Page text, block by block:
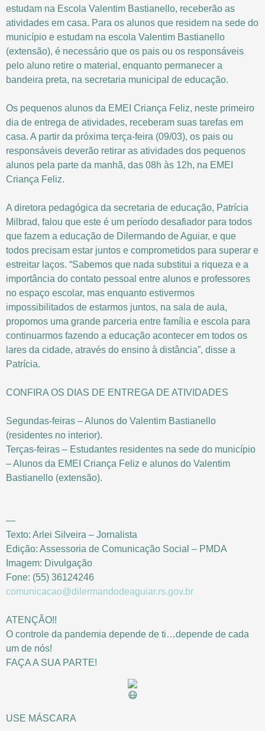
estudam na Escola Valentim Bastianello, receberão as
atividades em casa. Para os alunos que residem na sede do
município e estudam na escola Valentim Bastianello
(extensão), é necessário que os pais ou os responsáveis
pelo aluno retire o material, enquanto permanecer a
bandeira preta, na secretaria municipal de educação.
Os pequenos alunos da EMEI Criança Feliz, neste primeiro
dia de entrega de atividades, receberam suas tarefas em
casa. A partir da próxima terça-feira (09/03), os pais ou
responsáveis deverão retirar as atividades dos pequenos
alunos pela parte da manhã, das 08h às 12h, na EMEI
Criança Feliz.
A diretora pedagógica da secretaria de educação, Patrícia
Milbrad, falou que este é um período desafiador para todos
que fazem a educação de Dilermando de Aguiar, e que
todos precisam estar juntos e comprometidos para superar e
estreitar laços. “Sabemos que nada substitui a riqueza e a
importância do contato pessoal entre alunos e professores
no espaço escolar, mas enquanto estivermos
impossibilitados de estarmos juntos, na sala de aula,
propomos uma grande parceria entre família e escola para
continuarmos fazendo a educação acontecer em todos os
lares da cidade, através do ensino à distância”, disse a
Patrícia.
CONFIRA OS DIAS DE ENTREGA DE ATIVIDADES
Segundas-feiras – Alunos do Valentim Bastianello
(residentes no interior).
Terças-feiras – Estudantes residentes na sede do município
– Alunos da EMEI Criança Feliz e alunos do Valentim
Bastianello (extensão).
—
Texto: Arlei Silveira – Jornalista
Edição: Assessoria de Comunicação Social – PMDA
Imagem: Divulgação
Fone: (55) 36124246
comunicacao@dilermandodeaguiar.rs.gov.br
ATENÇÃO!!
O controle da pandemia depende de ti…depende de cada
um de nós!
FAÇA A SUA PARTE!
USE MÁSCARA